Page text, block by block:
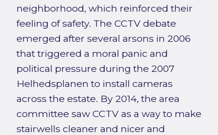
neighborhood, which reinforced their
feeling of safety. The CCTV debate
emerged after several arsons in 2006
that triggered a moral panic and
political pressure during the 2007
Helhedsplanen to install cameras
across the estate. By 2014, the area
committee saw CCTV as a way to make
stairwells cleaner and nicer and